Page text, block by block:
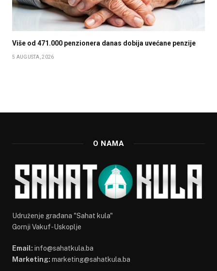
Više od 471.000 penzionera danas dobija uvećane penzije
5 AUGUSTA, 2026
O NAMA
Udruženje građana "Sahat kula"
Gornji Vakuf-Uskoplje
Email: info@sahatkula.ba
Marketing: marketing@sahatkula.ba